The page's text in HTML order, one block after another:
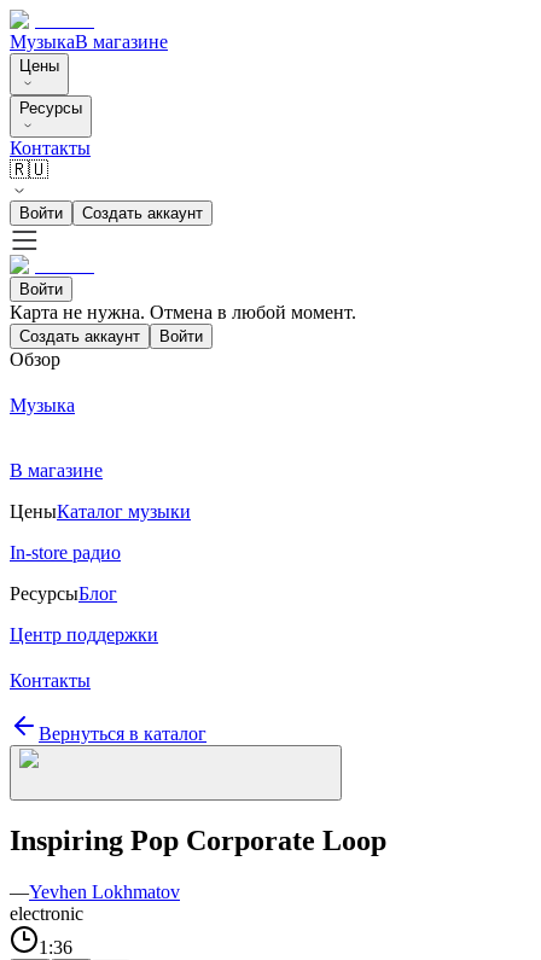
МузыкаВ магазине
Цены
Ресурсы
Контакты
🇷🇺
Войти Создать аккаунт
Войти
Карта не нужна. Отмена в любой момент.
Создать аккаунт Войти
Обзор
Музыка
В магазине
ЦеныКаталог музыки
In-store радио
РесурсыБлог
Центр поддержки
Контакты
Вернуться в каталог
Inspiring Pop Corporate Loop
—Yevhen Lokhmatov
electronic
1:36